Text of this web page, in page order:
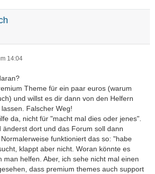
14:04
Theme für ein paar euros (warum
und willst es dir dann von den Helfern
Falscher Weg!
da, nicht für "macht mal dies oder jenes".
änderst dort und das Forum soll dann
funktioniert das so: "habe
klappt aber nicht. Woran könnte es
man helfen. Aber, ich sehe nicht mal einen
dass premium themes auch support